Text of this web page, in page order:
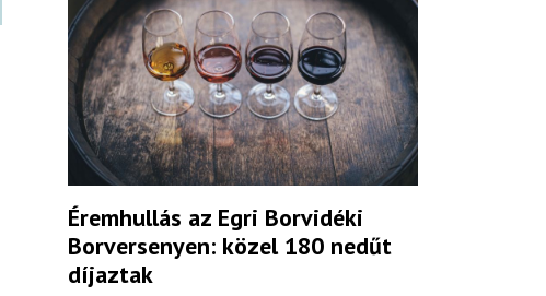
Éremhullás az Egri Borvidéki
Borversenyen: közel 180 nedűt
díjaztak